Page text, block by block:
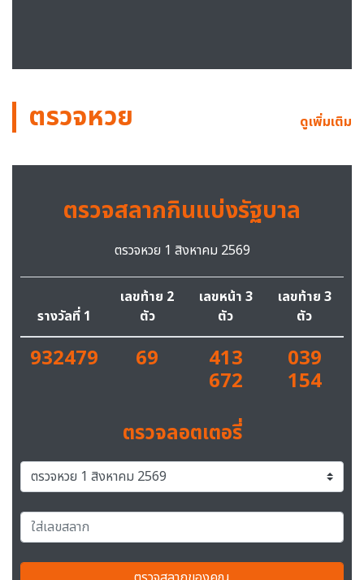
ตรวจหวย ดูเพิ่มเติม
ตรวจสลากกินแบ่งรัฐบาล
ตรวจหวย 1 สิงหาคม 2569
รางวัลที่ 1
เลขท้าย 2
ตัว
เลขหน้า 3
ตัว
เลขท้าย 3
ตัว
932479 69 413
672
039
154
ตรวจลอตเตอรี่